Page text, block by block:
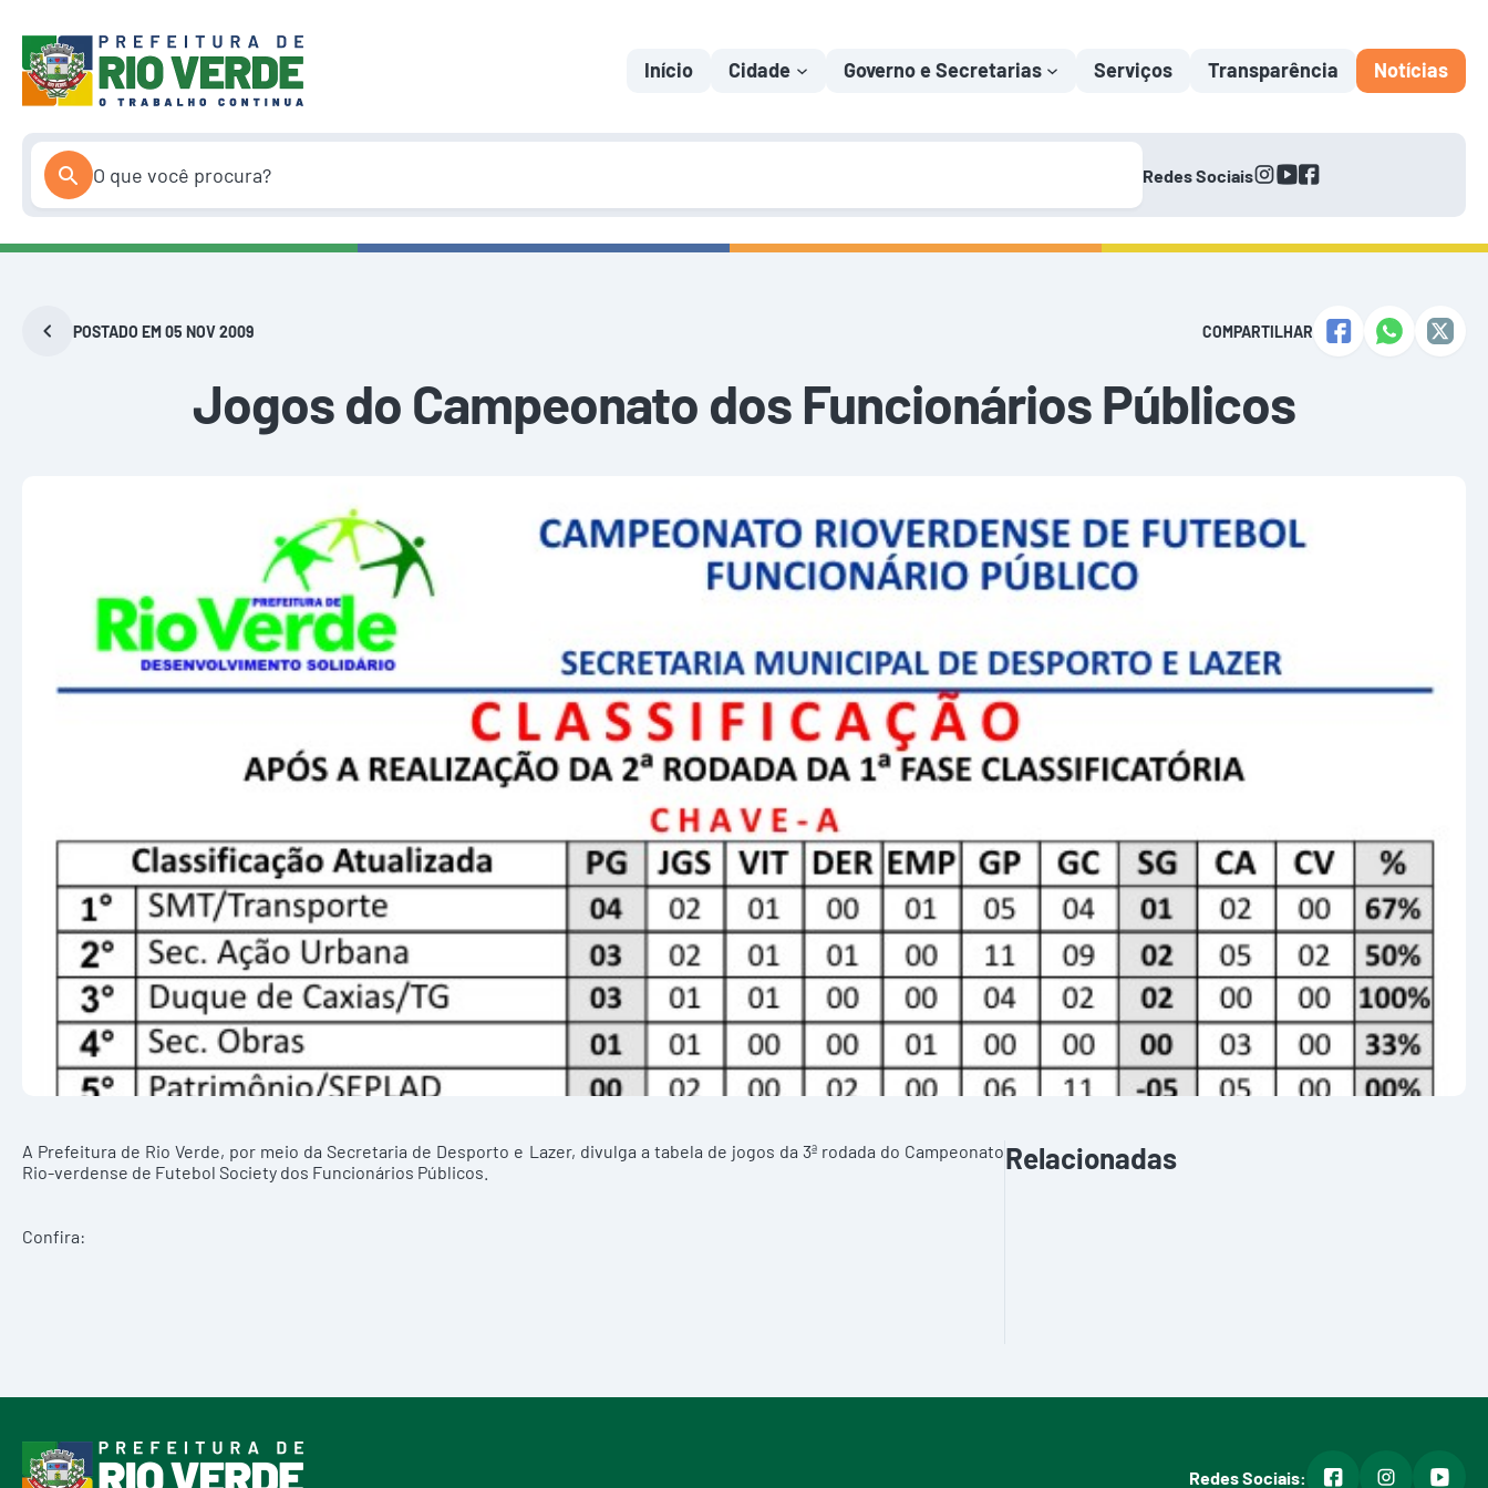
para
conteúdo
Início Cidade Governo e Secretarias Serviços Transparência Notícias
Redes Sociaisinstagram
youtube
facebook
POSTADO EM 05 NOV 2009 COMPARTILHAR
Jogos do Campeonato dos Funcionários Públicos
A Prefeitura de Rio Verde, por meio da Secretaria de Desporto e Lazer, divulga a tabela de jogos da 3ª rodada do Campeonato
Rio-verdense de Futebol Society dos Funcionários Públicos.
Confira:
Relacionadas
Redes Sociais: facebookinstagram